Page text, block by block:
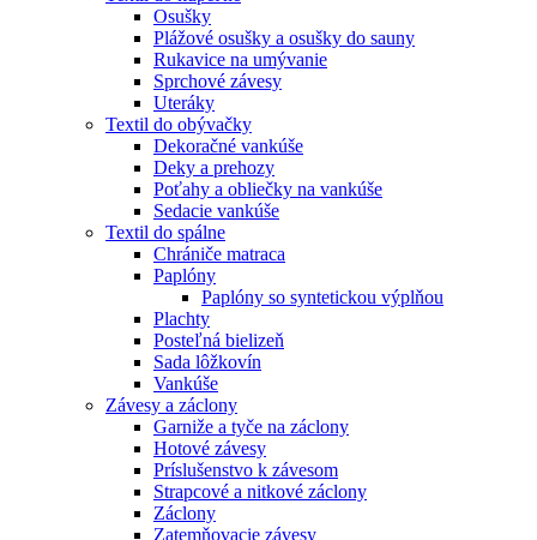
Osušky
Plážové osušky a osušky do sauny
Rukavice na umývanie
Sprchové závesy
Uteráky
Textil do obývačky
Dekoračné vankúše
Deky a prehozy
Poťahy a obliečky na vankúše
Sedacie vankúše
Textil do spálne
Chrániče matraca
Paplóny
Paplóny so syntetickou výplňou
Plachty
Posteľná bielizeň
Sada lôžkovín
Vankúše
Závesy a záclony
Garniže a tyče na záclony
Hotové závesy
Príslušenstvo k závesom
Strapcové a nitkové záclony
Záclony
Zatemňovacie závesy